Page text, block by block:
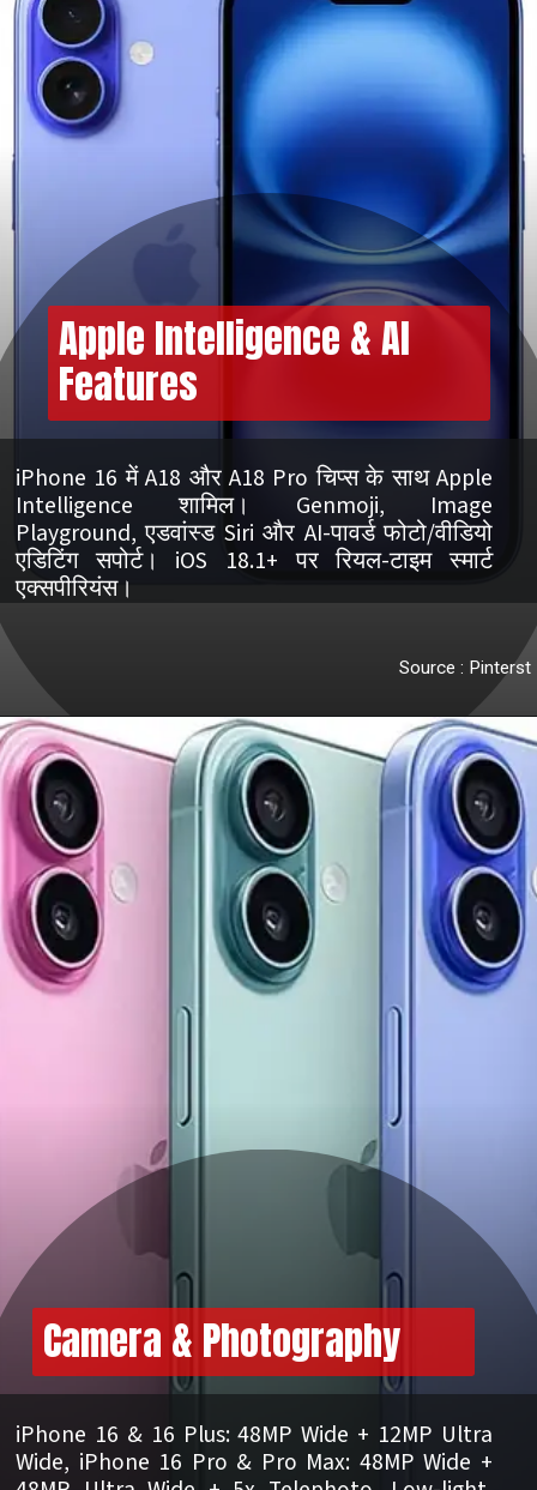
Apple Intelligence & AI
Features
iPhone 16 में A18 और A18 Pro चिप्स के साथ Apple
Intelligence शामिल। Genmoji, Image
Playground, एडवांस्ड Siri और AI-पावर्ड फोटो/वीडियो
एडिटिंग सपोर्ट। iOS 18.1+ पर रियल-टाइम स्मार्ट
एक्सपीरियंस।
Source : Pinterst
Camera & Photography
iPhone 16 & 16 Plus: 48MP Wide + 12MP Ultra
Wide, iPhone 16 Pro & Pro Max: 48MP Wide +